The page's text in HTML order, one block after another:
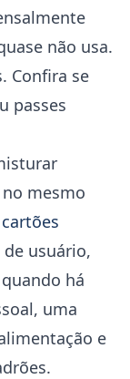
não usa.
Confira se
passes
mesmo
cartões
usuário,
há
uma
e